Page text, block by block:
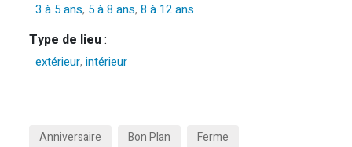
3 à 5 ans, 5 à 8 ans,8 à 12 ans
Type de lieu:
extérieur,intérieur
Anniversaire Bon Plan Ferme